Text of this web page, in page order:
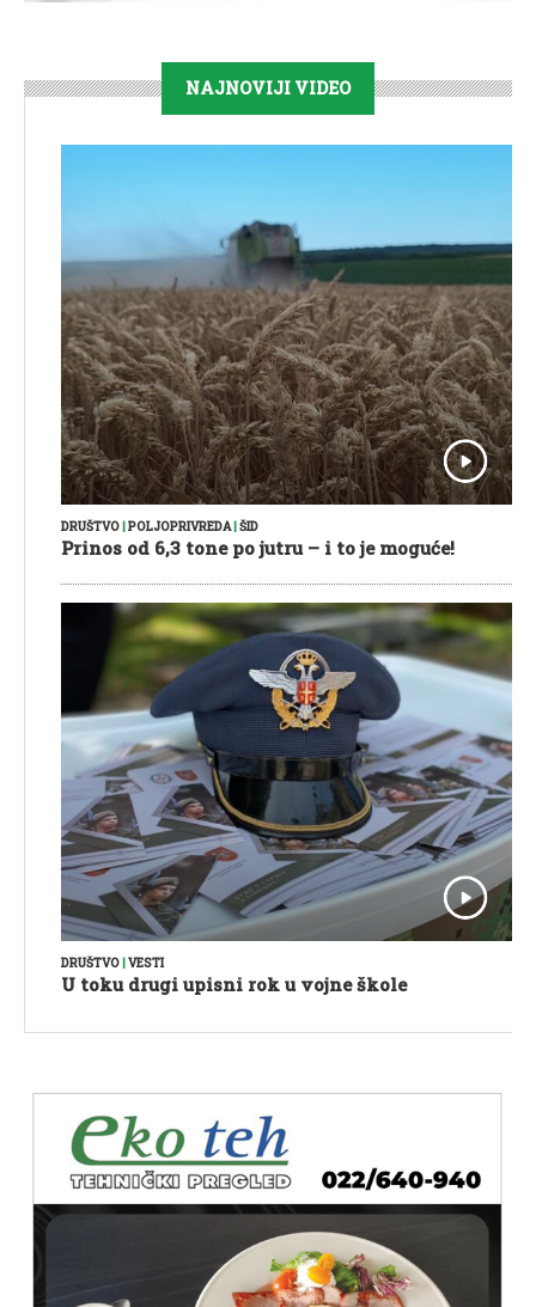
NAJNOVIJI VIDEO
DRUŠTVO POLJOPRIVREDA| ŠID
Prinos od 6,3 tone po jutru – i to je moguće!
DRUŠTVO VESTI
U toku drugi upisni rok u vojne škole